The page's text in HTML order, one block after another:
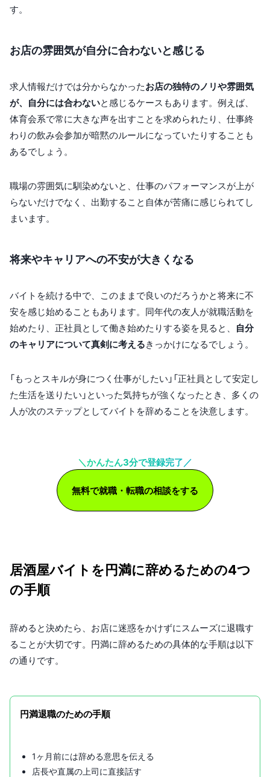
す。
お店の雰囲気が自分に合わないと感じる
求人情報だけでは分からなかったお店の独特のノリや雰囲気
が、自分には合わないと感じるケースもあります。例えば、
体育会系で常に大きな声を出すことを求められたり、仕事終
わりの飲み会参加が暗黙のルールになっていたりすることも
あるでしょう。
職場の雰囲気に馴染めないと、仕事のパフォーマンスが上が
らないだけでなく、出勤すること自体が苦痛に感じられてし
まいます。
将来やキャリアへの不安が大きくなる
バイトを続ける中で、このままで良いのだろうかと将来に不
安を感じ始めることもあります。同年代の友人が就職活動を
始めたり、正社員として働き始めたりする姿を見ると、
自分
のキャリアについて真剣に考えるきっかけになるでしょう。
「もっとスキルが身につく仕事がしたい」「正社員として安定し
た生活を送りたい」といった気持ちが強くなったとき、多くの
人が次のステップとしてバイトを辞めることを決意します。
＼かんたん3分で登録完了／
無料で就職・転職の相談をする
居酒屋バイトを円満に辞めるための4つ
の手順
辞めると決めたら、お店に迷惑をかけずにスムーズに退職す
ることが大切です。円満に辞めるための具体的な手順は以下
の通りです。
円満退職のための手順
1ヶ月前には辞める意思を伝える
店長や直属の上司に直接話す